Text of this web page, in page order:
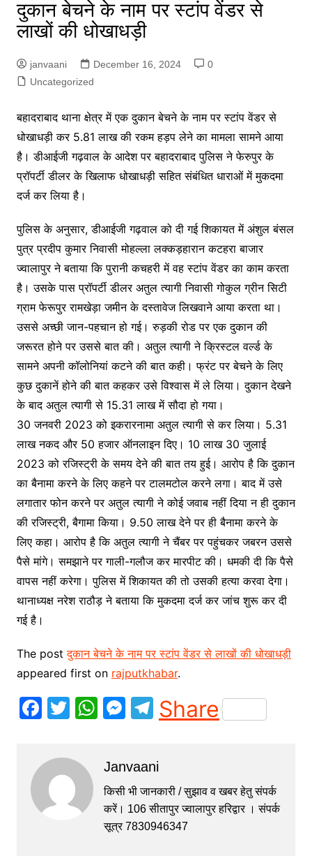
दुकान बेचने के नाम पर स्टांप वेंडर से
लाखों की धोखाधड़ी
janvaani December 16, 2024
0
Uncategorized
बहादराबाद थाना क्षेत्र में एक दुकान बेचने के नाम पर स्टांप वेंडर से
धोखाधड़ी कर 5.81 लाख की रकम हड़प लेने का मामला सामने आया
है। डीआईजी गढ़वाल के आदेश पर बहादराबाद पुलिस ने फेरुपुर के
प्रॉपर्टी डीलर के खिलाफ धोखाधड़ी सहित संबंधित धाराओं में मुकदमा
दर्ज कर लिया है।
पुलिस के अनुसार, डीआईजी गढ़वाल को दी गई शिकायत में अंशुल बंसल
पुत्र प्रदीप कुमार निवासी मोहल्ला लक्कड़हारान कटहरा बाजार
ज्वालापुर ने बताया कि पुरानी कचहरी में वह स्टांप वेंडर का काम करता
है। उसके पास प्रॉपर्टी डीलर अतुल त्यागी निवासी गोकुल ग्रीन सिटी
ग्राम फेरूपुर रामखेड़ा जमीन के दस्तावेज लिखवाने आया करता था।
उससे अच्छी जान-पहचान हो गई। रुड़की रोड पर एक दुकान की
जरूरत होने पर उससे बात की। अतुल त्यागी ने क्रिस्टल वर्ल्ड के
सामने अपनी कॉलोनियां कटने की बात कही। फ्रंट पर बेचने के लिए
कुछ दुकानें होने की बात कहकर उसे विश्वास में ले लिया। दुकान देखने
के बाद अतुल त्यागी से 15.31 लाख में सौदा हो गया।
30 जनवरी 2023 को इकरारनामा अतुल त्यागी से कर लिया। 5.31
लाख नकद और 50 हजार ऑनलाइन दिए। 10 लाख 30 जुलाई
2023 को रजिस्ट्री के समय देने की बात तय हुई। आरोप है कि दुकान
का बैनामा करने के लिए कहने पर टालमटोल करने लगा। बाद में उसे
लगातार फोन करने पर अतुल त्यागी ने कोई जवाब नहीं दिया न ही दुकान
की रजिस्ट्री, बैगामा किया। 9.50 लाख देने पर ही बैनामा करने के
लिए कहा। आरोप है कि अतुल त्यागी ने चैंबर पर पहुंचकर जबरन उससे
पैसे मांगे। समझाने पर गाली-गलौज कर मारपीट की। धमकी दी कि पैसे
वापस नहीं करेगा। पुलिस में शिकायत की तो उसकी हत्या करवा देगा।
थानाध्यक्ष नरेश राठौड़ ने बताया कि मुकदमा दर्ज कर जांच शुरू कर दी
गई है।
The postदुकान बेचने के नाम पर स्टांप वेंडर से लाखों की धोखाधड़ी
appeared first on rajputkhabar.
F
c
e
b
o
T
itt
er
W
s
A
p
p
M
s
e
n
T
el
gr
a
m
Share
Janvaani
किसी भी जानकारी / सुझाव व खबर हेतु संपर्क
करें। 106 सीतापुर ज्वालापुर हरिद्वार । संपर्क
सूत्र 7830946347